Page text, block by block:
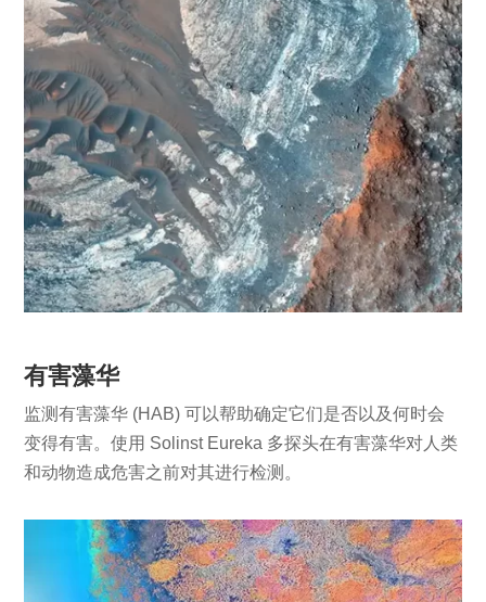
有害藻华
监测有害藻华 (HAB) 可以帮助确定它们是否以及何时会
变得有害。使用 Solinst Eureka 多探头在有害藻华对人类
和动物造成危害之前对其进行检测。